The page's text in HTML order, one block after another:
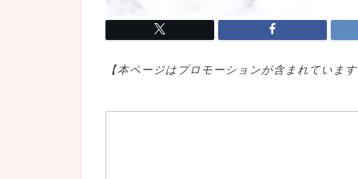
【本ページはプロモ ーションが含まれていま